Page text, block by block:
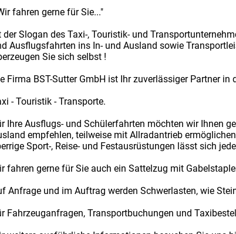
fahren gerne für Sie..."
der Slogan des Taxi-, Touristik- und
Ausflugsfahrten ins In- und Ausland sowie
Sie sich selbst !
Firma BST-Sutter GmbH ist Ihr zuverlässiger Partner in
- Touristik - Transporte.
Ihre Ausflugs- und Schülerfahrten möchten wir Ihnen
empfehlen, teilweise mit Allradantrieb
Sport-, Reise- und Festausrüstungen lässt sich
fahren gerne für Sie auch ein Sattelzug mit
Anfrage und im Auftrag werden Schwerlasten, wie
Fahrzeuganfragen, Transportbuchungen und